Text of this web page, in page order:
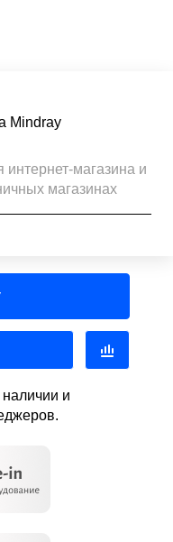
Mindray
интернет-магазина и
магазинах
и